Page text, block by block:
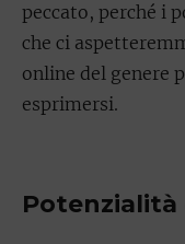
peccato, perché i
che ci
online del genere
esprimersi.